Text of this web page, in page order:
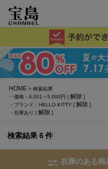
HOME > 検索結果
・価格：4,001～5,000円 [解除 ]
・ブランド：HELLO KITTY [解除 ]
・在庫あり [解除 ]
検索結果 6 件
在庫のある商